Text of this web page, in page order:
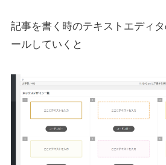
記事を書く時のテキストエディ
ールしていくと